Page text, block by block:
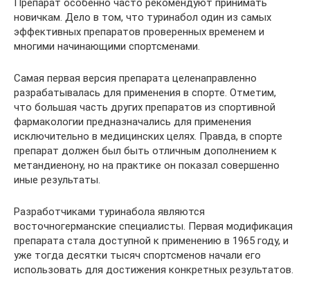
новичкам. Дело в том, что туринабол один из самых
эффективных препаратов проверенных временем и
многими начинающими спортсменами.
Самая первая версия препарата целенаправленно
разрабатывалась для применения в спорте. Отметим,
что большая часть других препаратов из спортивной
фармакологии предназначались для применения
исключительно в медицинских целях. Правда, в спорте
препарат должен был быть отличным дополнением к
метандиенону, но на практике он показал совершенно
иные результаты.
Разработчиками туринабола являются
восточногерманские специалисты. Первая модификация
препарата стала доступной к применению в 1965 году, и
уже тогда десятки тысяч спортсменов начали его
использовать для достижения конкретных результатов.